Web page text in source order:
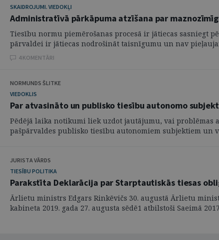
SKAIDROJUMI. VIEDOKĻI
Administratīvā pārkāpuma atzīšana par
Tiesību normu piemērošanas procesā ir jātiecas sasniegt
pārvaldei ir jātiecas nodrošināt taisnīgumu un nav
4 KOMENTĀRI
NORMUNDS ŠLITKE
VIEDOKLIS
Par atvasināto un publisko tiesību autonomo
Pēdējā laika notikumi liek uzdot jautājumu, vai problēmas
pašpārvaldes publisko tiesību autonomiem subjektiem un
JURISTA VĀRDS
TIESĪBU POLITIKA
Parakstīta Deklarācija par Starptautiskās tiesas
Ārlietu ministrs Edgars Rinkēvičs 30. augustā Ārlietu
kabineta 2019. gada 27. augusta sēdē1 atbilstoši Saeimā